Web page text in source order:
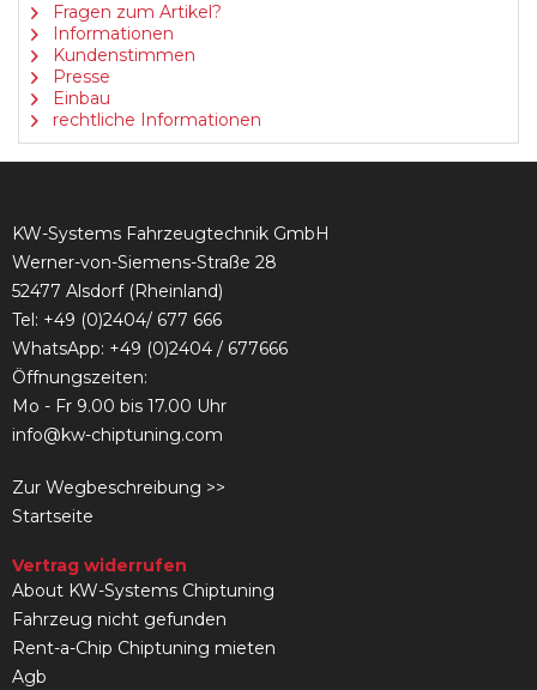
Fragen zum Artikel?
Informationen
Kundenstimmen
Presse
Einbau
rechtliche Informationen
KW-Systems Fahrzeugtechnik GmbH
Werner-von-Siemens-Straße 28
52477 Alsdorf (Rheinland)
Tel: +49 (0)2404/ 677 666
WhatsApp: +49 (0)2404 / 677666
Öffnungszeiten:
Mo - Fr 9.00 bis 17.00 Uhr
info@kw-chiptuning.com
Zur Wegbeschreibung >>
Startseite
Vertrag widerrufen
About KW-Systems Chiptuning
Fahrzeug nicht gefunden
Rent-a-Chip Chiptuning mieten
Agb